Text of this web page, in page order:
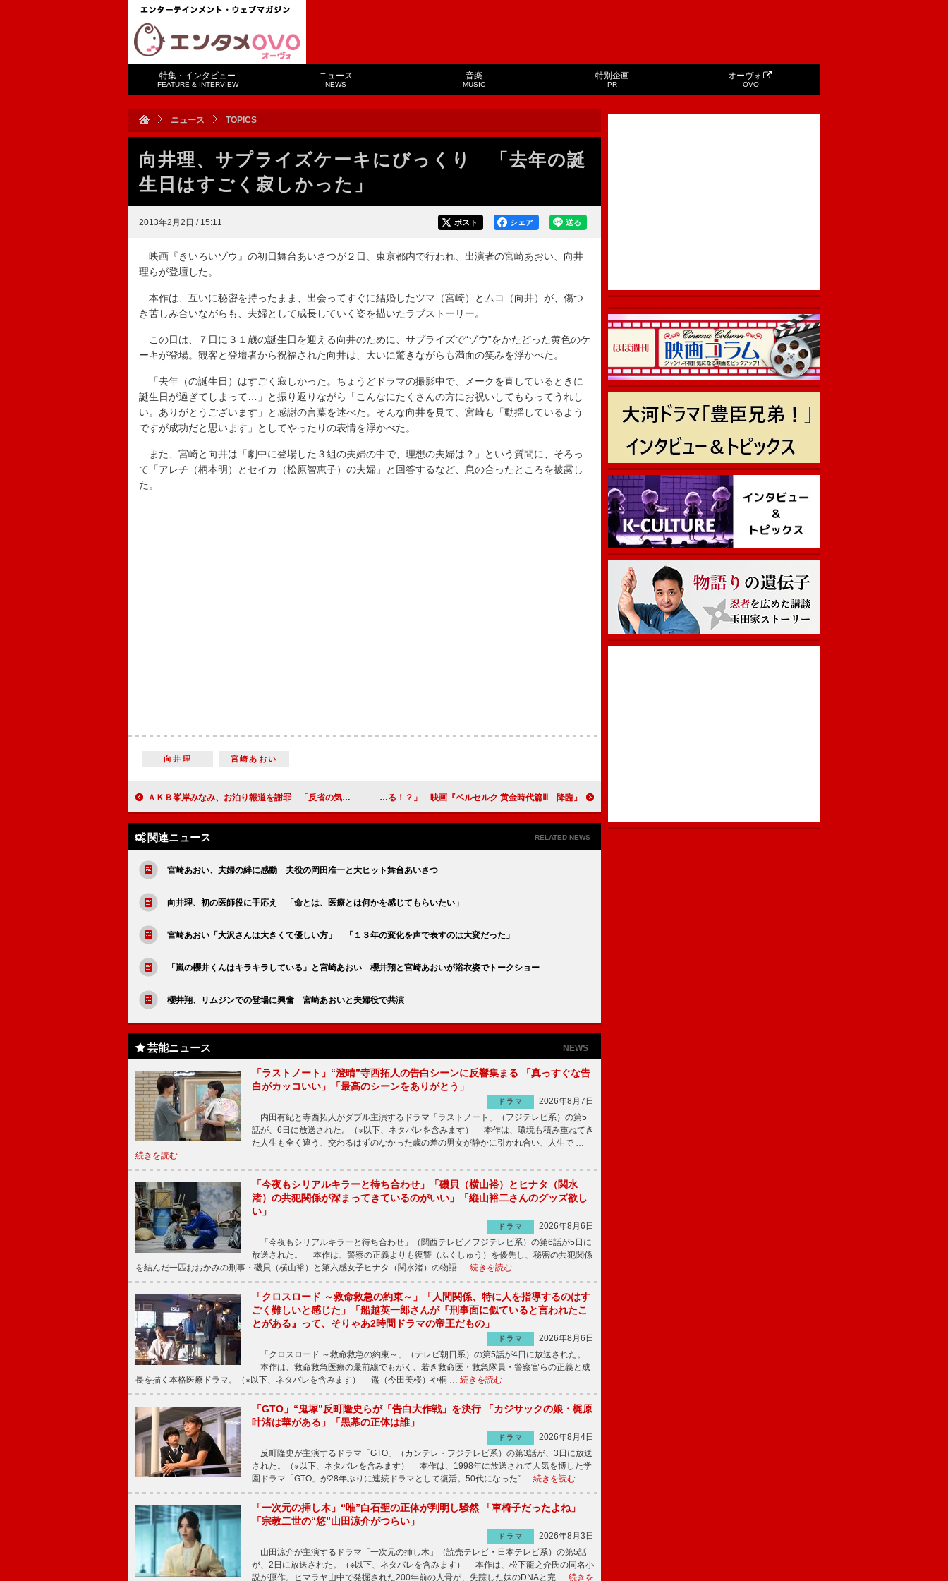
特集・インタビュー
FEATURE & INTERVIEW
ニュース
NEWS
音楽
MUSIC
特別企画
PR
オーヴォ
OVO
ニュース TOPICS
向井理、サプライズケーキにびっくり 「去年の誕
生日はすごく寂しかった」
2013年2月2日 / 15:11 送る
シェア
ポスト
映画『きいろいゾウ』の初日舞台あいさつが２日、東京都内で行われ、出演者の宮崎あおい、向井
理らが登壇した。
本作は、互いに秘密を持ったまま、出会ってすぐに結婚したツマ（宮崎）とムコ（向井）が、傷つ
き苦しみ合いながらも、夫婦として成長していく姿を描いたラブストーリー。
この日は、７日に３１歳の誕生日を迎える向井のために、サプライズで“ゾウ”をかたどった黄色のケ
ーキが登場。観客と登壇者から祝福された向井は、大いに驚きながらも満面の笑みを浮かべた。
「去年（の誕生日）はすごく寂しかった。ちょうどドラマの撮影中で、メークを直しているときに
誕生日が過ぎてしまって…」と振り返りながら「こんなにたくさんの方にお祝いしてもらってうれし
い。ありがとうございます」と感謝の言葉を述べた。そんな向井を見て、宮崎も「動揺しているよう
ですが成功だと思います」としてやったりの表情を浮かべた。
また、宮崎と向井は「劇中に登場した３組の夫婦の中で、理想の夫婦は？」という質問に、そろっ
て「アレチ（柄本明）とセイカ（松原智恵子）の夫婦」と回答するなど、息の合ったところを披露し
た。
向井理 宮崎あおい
ＡＫＢ峯岸みなみ、お泊り報道を謝罪 「反省の気持ちを表す」と自ら丸刈りに 岩永洋昭「アフレコで筋が切れる！？」 映画『ベルセルク 黄金時代篇Ⅲ 降臨』
関連ニュース RELATED NEWS
宮崎あおい、夫婦の絆に感動 夫役の岡田准一と大ヒット舞台あいさつ
向井理、初の医師役に手応え 「命とは、医療とは何かを感じてもらいたい」
宮崎あおい「大沢さんは大きくて優しい方」 「１３年の変化を声で表すのは大変だった」
「嵐の櫻井くんはキラキラしている」と宮崎あおい 櫻井翔と宮崎あおいが浴衣姿でトークショー
櫻井翔、リムジンでの登場に興奮 宮崎あおいと夫婦役で共演
芸能ニュース NEWS
「ラストノート」“澄晴”寺西拓人の告白シーンに反響集まる 「真っすぐな告
白がカッコいい」「最高のシーンをありがとう」
ドラマ
2026年8月7日
内田有紀と寺西拓人がダブル主演するドラマ「ラストノート」（フジテレビ系）の第5
話が、6日に放送された。（※以下、ネタバレを含みます） 本作は、環境も積み重ねてき
た人生も全く違う、交わるはずのなかった歳の差の男女が静かに引かれ合い、人生で …
続きを読む
「今夜もシリアルキラーと待ち合わせ」「磯貝（横山裕）とヒナタ（関水
渚）の共犯関係が深まってきているのがいい」「縦山裕二さんのグッズ欲し
い」
ドラマ
2026年8月6日
「今夜もシリアルキラーと待ち合わせ」（関西テレビ／フジテレビ系）の第6話が5日に
放送された。 本作は、警察の正義よりも復讐（ふくしゅう）を優先し、秘密の共犯関係
を結んだ一匹おおかみの刑事・磯貝（横山裕）と第六感女子ヒナタ（関水渚）の物語 … 続きを読む
「クロスロード ～救命救急の約束～」「人間関係、特に人を指導するのはす
ごく難しいと感じた」「船越英一郎さんが『刑事面に似ていると言われたこ
とがある』って、そりゃあ2時間ドラマの帝王だもの」
ドラマ
2026年8月6日
「クロスロード ～救命救急の約束～」（テレビ朝日系）の第5話が4日に放送された。
本作は、救命救急医療の最前線でもがく、若き救命医・救急隊員・警察官らの正義と成
長を描く本格医療ドラマ。（※以下、ネタバレを含みます） 遥（今田美桜）や桐 … 続きを読む
「GTO」“鬼塚”反町隆史らが「告白大作戦」を決行 「カジサックの娘・梶原
叶渚は華がある」「黒幕の正体は誰」
ドラマ
2026年8月4日
反町隆史が主演するドラマ「GTO」（カンテレ・フジテレビ系）の第3話が、3日に放送
された。（※以下、ネタバレを含みます） 本作は、1998年に放送されて人気を博した学
園ドラマ「GTO」が28年ぶりに連続ドラマとして復活。50代になった“ … 続きを読む
「一次元の挿し木」“唯”白石聖の正体が判明し騒然 「車椅子だったよね」
「宗教二世の“悠”山田涼介がつらい」
ドラマ
2026年8月3日
山田涼介が主演するドラマ「一次元の挿し木」（読売テレビ・日本テレビ系）の第5話
が、2日に放送された。（※以下、ネタバレを含みます） 本作は、松下龍之介氏の同名小
説が原作。ヒマラヤ山中で発掘された200年前の人骨が、失踪した妹のDNAと完 … 続きを